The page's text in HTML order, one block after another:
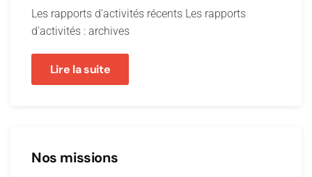
Les rapports d'activités récents Les rapports
d'activités : archives
Lire la suite
Nos missions